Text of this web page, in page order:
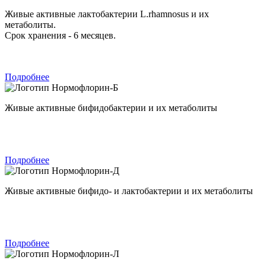
Живые активные лактобактерии L.rhamnosus и их
метаболиты.
Срок хранения - 6 месяцев.
Подробнее
Нормофлорин-Б
Живые активные бифидобактерии и их метаболиты
Подробнее
Нормофлорин-Д
Живые активные бифидо- и лактобактерии и их метаболиты
Подробнее
Нормофлорин-Л